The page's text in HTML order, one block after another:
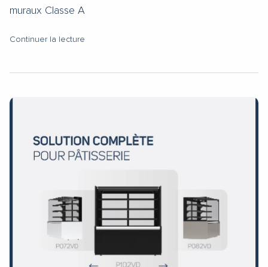
muraux Classe A
Continuer la lecture